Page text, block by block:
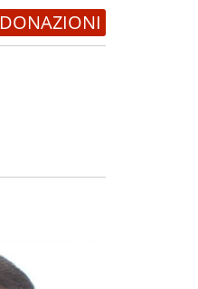
DONAZIONI